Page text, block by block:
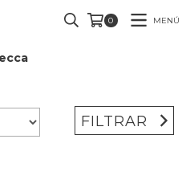
0 MENÚ
FILTRAR